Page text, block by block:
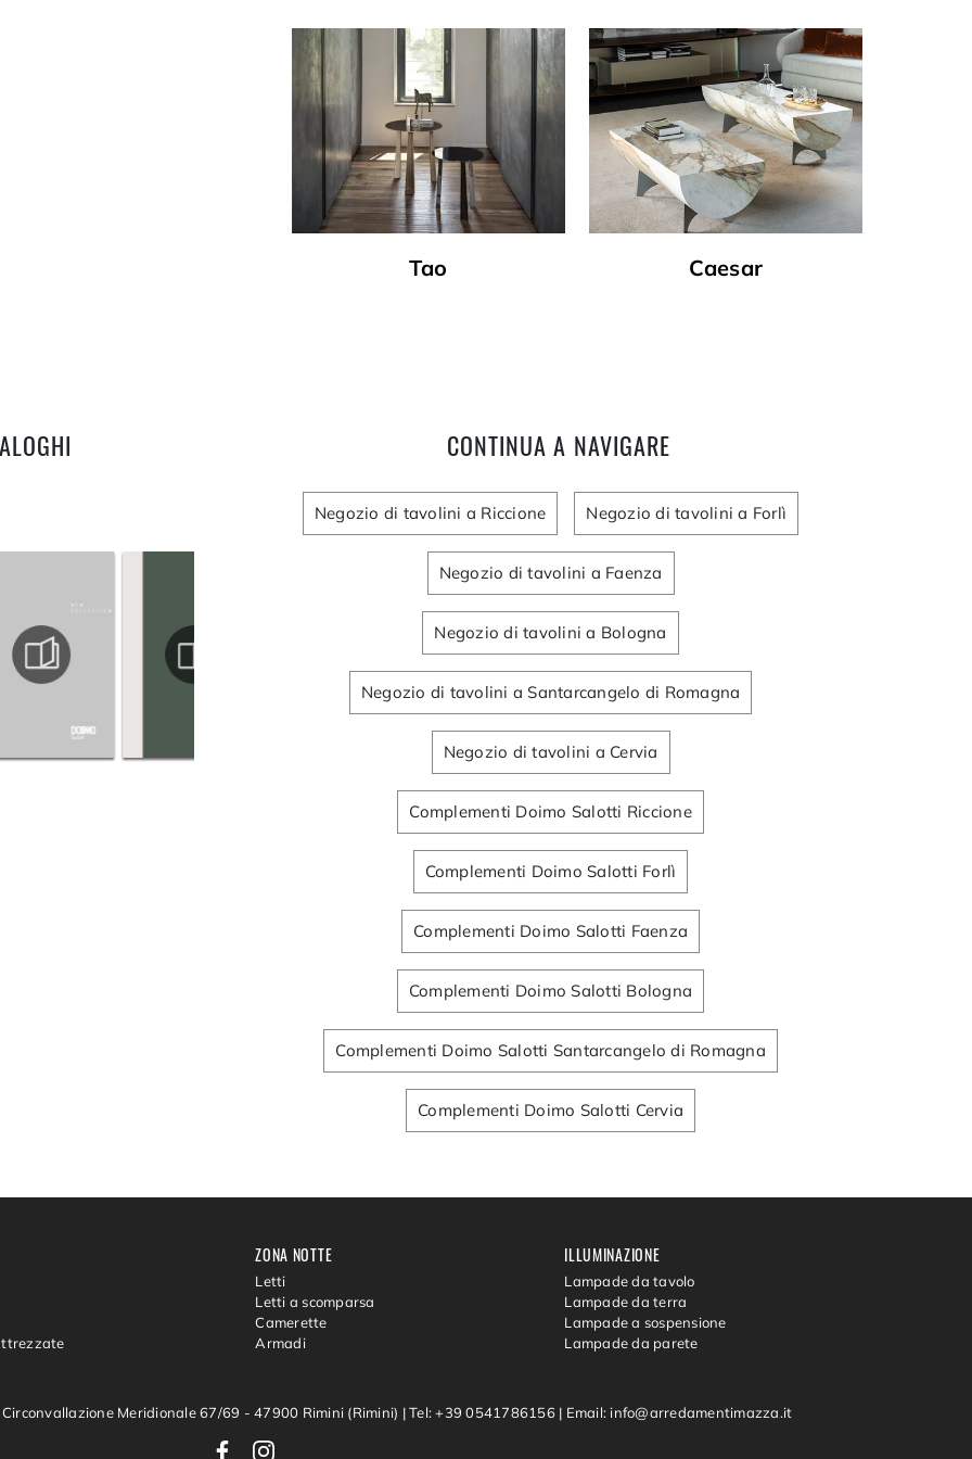
Tao Caesar
CONTINUA A NAVIGARE
Negozio di tavolini a Riccione Negozio di tavolini a Forlì
Negozio di tavolini a Faenza
Negozio di tavolini a Bologna
Negozio di tavolini a Santarcangelo di Romagna
Negozio di tavolini a Cervia
Complementi Doimo Salotti Riccione
Complementi Doimo Salotti Forlì
Complementi Doimo Salotti Faenza
Complementi Doimo Salotti Bologna
Complementi Doimo Salotti Santarcangelo di Romagna
Complementi Doimo Salotti Cervia
ZONA NOTTE
Letti
Letti a scomparsa
Camerette
Armadi
ILLUMINAZIONE
Lampade da tavolo
Lampade da terra
Lampade a sospensione
Lampade da parete
Meridionale 67/69 - 47900 Rimini (Rimini) |Tel: +39 0541786156 | Email: info@arredamentimazza.it